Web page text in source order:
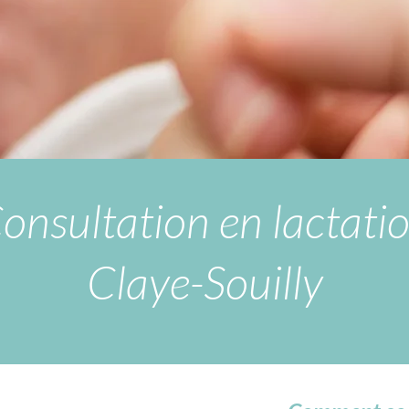
en
Claye-Souilly